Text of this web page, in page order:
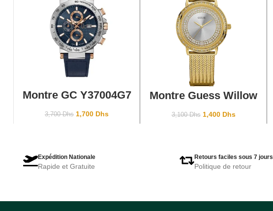
AJOUTER AU PANIER
Montre GC Y37004G7
sport
3,700Dhs 1,700 Dhs
AJOUTER AU PANIER
Montre Guess Willow
3,100Dhs 1,400 Dhs
Expédition Nationale
Rapide et Gratuite
Retours faciles sous 7 jours
Politique de retour